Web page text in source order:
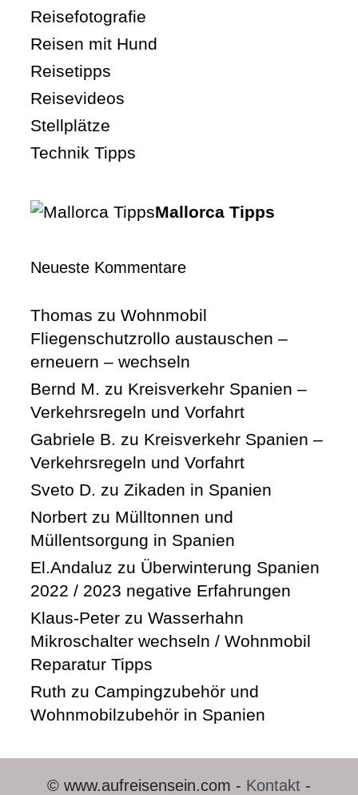
Reisefotografie
Reisen mit Hund
Reisetipps
Reisevideos
Stellplätze
Technik Tipps
Mallorca Tipps
Neueste Kommentare
Thomas zu Wohnmobil
Fliegenschutzrollo austauschen –
erneuern – wechseln
Bernd M. zu Kreisverkehr Spanien –
Verkehrsregeln und Vorfahrt
Gabriele B. zu Kreisverkehr Spanien –
Verkehrsregeln und Vorfahrt
Sveto D. zu Zikaden in Spanien
Norbert zu Mülltonnen und
Müllentsorgung in Spanien
El.Andaluz zu Überwinterung Spanien
2022 / 2023 negative Erfahrungen
Klaus-Peter zu Wasserhahn
Mikroschalter wechseln / Wohnmobil
Reparatur Tipps
Ruth zu Campingzubehör und
Wohnmobilzubehör in Spanien
© www.aufreisensein.com - Kontakt -